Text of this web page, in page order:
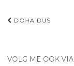
Navigatie
DOHA DUS
VOLG ME OOK VIA